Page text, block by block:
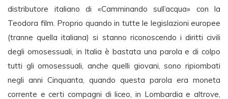
distributore italiano di «Camminando sull’acqua» con la
Teodora film. Proprio quando in tutte le legislazioni europee
(tranne quella italiana) si stanno riconoscendo i diritti civili
degli omosessuali, in Italia è bastata una parola e di colpo
tutti gli omosessuali, anche quelli giovani, sono ripiombati
negli anni Cinquanta, quando questa parola era moneta
corrente e certi compagni di liceo, in Lombardia e altrove,